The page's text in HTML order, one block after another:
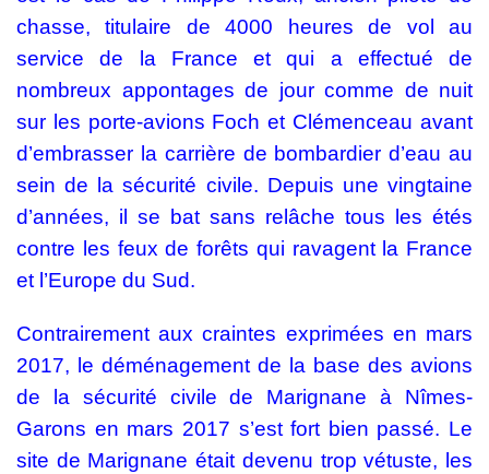
chasse, titulaire de 4000 heures de vol au
service de la France et qui a effectué de
nombreux appontages de jour comme de nuit
sur les porte-avions Foch et Clémenceau avant
d’embrasser la carrière de bombardier d’eau au
sein de la sécurité civile. Depuis une vingtaine
d’années, il se bat sans relâche tous les étés
contre les feux de forêts qui ravagent la France
et l’Europe du Sud.
Contrairement aux craintes exprimées en mars
2017, le déménagement de la base des avions
de la sécurité civile de Marignane à Nîmes-
Garons en mars 2017 s’est fort bien passé. Le
site de Marignane était devenu trop vétuste, les